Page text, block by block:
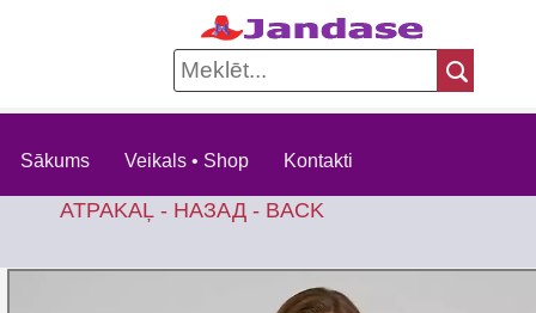
Sākums Veikals • Shop Kontakti
ATPAKAĻ - НАЗАД - BACK